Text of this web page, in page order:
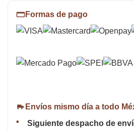
Formas de pago
Envíos mismo día a todo
Siguiente despacho de